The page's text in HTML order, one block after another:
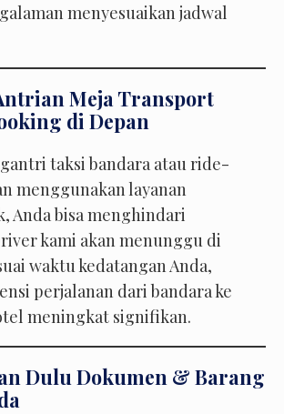
menyesuaikan jadwal
Meja Transport
di Depan
taksi bandara atau ride-
menggunakan layanan
Anda bisa menghindari
kami akan menunggu di
waktu kedatangan Anda,
perjalanan dari bandara ke
meningkat signifikan.
Dulu Dokumen & Barang